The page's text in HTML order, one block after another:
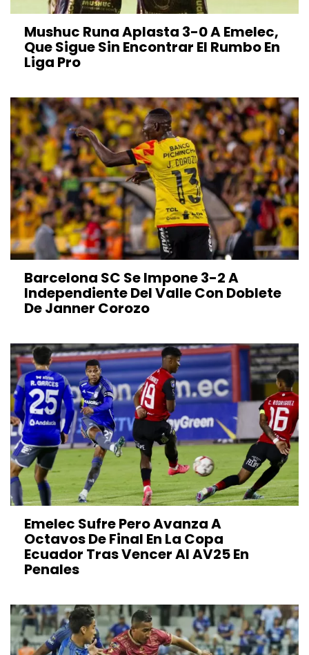
Mushuc Runa Aplasta 3-0 A Emelec,
Que Sigue Sin Encontrar El Rumbo En
Liga Pro
Barcelona SC Se Impone 3-2 A
Independiente Del Valle Con Doblete
De Janner Corozo
Emelec Sufre Pero Avanza A
Octavos De Final En La Copa
Ecuador Tras Vencer Al AV25 En
Penales